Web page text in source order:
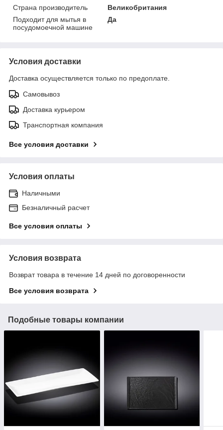
Страна производитель
Великобритания
Подходит для мытья в
посудомоечной машине
Да
Условия доставки
Доставка осуществляется только по предоплате.
Самовывоз
Доставка курьером
Транспортная компания
Все условия доставки
Условия оплаты
Наличными
Безналичный расчет
Все условия оплаты
Условия возврата
Возврат товара в течение 14 дней по договоренности
Все условия возврата
Подобные товары компании